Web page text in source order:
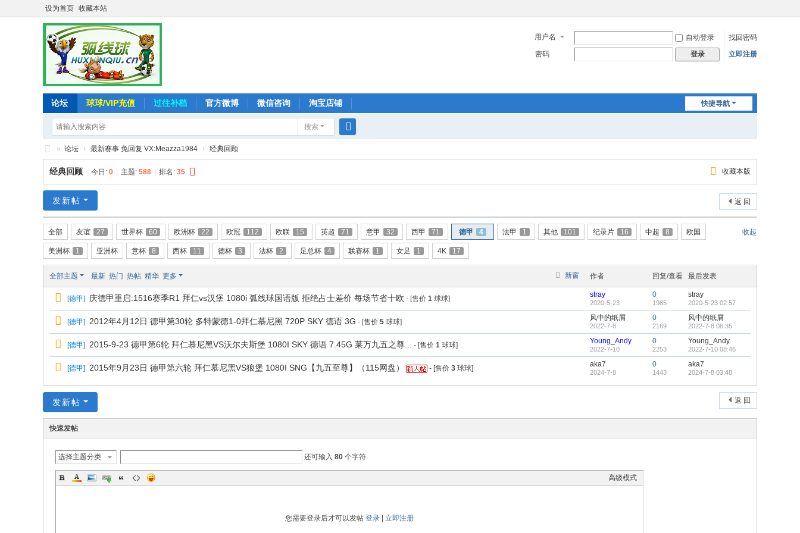
设为首页 收藏本站
用户名 自动登录
找回密码
密码
登录 立即注册
快捷导航
论坛 球球/VIP充值 过往补档 官方微博 微信咨询 淘宝店铺
搜索
索
弧
线
-
追
求
致
» 论坛 › 最新赛事 免回复 VX:Meazza1984 › 经典回顾
收藏本版
经典回顾 今日: 0 主题: 588 排名: 35
返 回
发新帖
收起
全部 友谊 27 世界杯 60 欧洲杯 22 欧冠 112 欧联 15 英超 71 意甲 32 西甲 71 德甲 4 法甲 1 其他 101 纪录片 16 中超 8 欧国
美洲杯 1 亚洲杯 意杯 8 西杯 11 德杯 3 法杯 2 足总杯 4 联赛杯 1 女足 1 4K 17
新窗
全部主题 最新 热门 热帖 精华 更多 作者 回复/查看 最后发表
[德甲] 庆德甲重启:1516赛季R1 拜仁vs汉堡 1080i 弧线球国语版 拒绝占士差价 每场节省十欧 - [售价 1 球球] stray
2020-5-23
0
1985
stray
2020-5-23 02:57
[德甲] 2012年4月12日 德甲第30轮 多特蒙德1-0拜仁慕尼黑 720P SKY 德语 3G - [售价 5 球球] 风中的纸屑
2022-7-8
0
2169
风中的纸屑
2022-7-8 08:35
[德甲] 2015-9-23 德甲第6轮 拜仁慕尼黑VS沃尔夫斯堡 1080I SKY 德语 7.45G 莱万九五之尊... - [售价 1 球球] Young_Andy
2022-7-10
0
2253
Young_Andy
2022-7-10 08:46
[德甲] 2015年9月23日 德甲第六轮 拜仁慕尼黑VS狼堡 1080I SNG【九五至尊】（115网盘） - [售价 3 球球] aka7
2024-7-8
0
1443
aka7
2024-7-8 03:48
返 回
发新帖
快速发帖
选择主题分类 还可输入 80 个字符
高级模式
您需要登录后才可以发帖 登录 立即注册